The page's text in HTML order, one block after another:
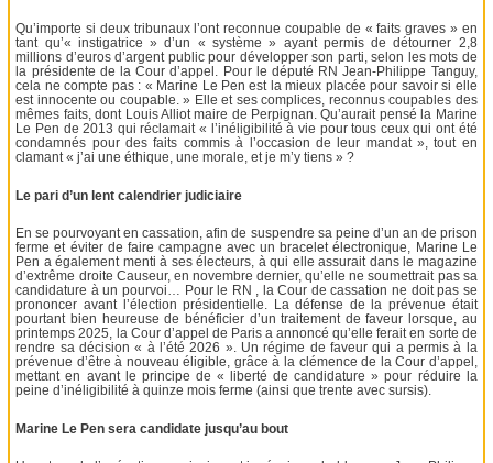
Qu’importe si deux tribunaux l’ont reconnue coupable de « faits graves » en
tant qu’« instigatrice » d’un « système » ayant permis de détourner 2,8
millions d’euros d’argent public pour développer son parti, selon les mots de
la présidente de la Cour d’appel. Pour le député RN Jean-Philippe Tanguy,
cela ne compte pas : « Marine Le Pen est la mieux placée pour savoir si elle
est innocente ou coupable. » Elle et ses complices, reconnus coupables des
mêmes faits, dont Louis Alliot maire de Perpignan. Qu’aurait pensé la Marine
Le Pen de 2013 qui réclamait « l’inéligibilité à vie pour tous ceux qui ont été
condamnés pour des faits commis à l’occasion de leur mandat », tout en
clamant « j’ai une éthique, une morale, et je m’y tiens » ?
Le pari d’un lent calendrier judiciaire
En se pourvoyant en cassation, afin de suspendre sa peine d’un an de prison
ferme et éviter de faire campagne avec un bracelet électronique, Marine Le
Pen a également menti à ses électeurs, à qui elle assurait dans le magazine
d’extrême droite Causeur, en novembre dernier, qu’elle ne soumettrait pas sa
candidature à un pourvoi… Pour le RN , la Cour de cassation ne doit pas se
prononcer avant l’élection présidentielle. La défense de la prévenue était
pourtant bien heureuse de bénéficier d’un traitement de faveur lorsque, au
printemps 2025, la Cour d’appel de Paris a annoncé qu’elle ferait en sorte de
rendre sa décision « à l’été 2026 ». Un régime de faveur qui a permis à la
prévenue d’être à nouveau éligible, grâce à la clémence de la Cour d’appel,
mettant en avant le principe de « liberté de candidature » pour réduire la
peine d’inéligibilité à quinze mois ferme (ainsi que trente avec sursis).
Marine Le Pen sera candidate jusqu’au bout